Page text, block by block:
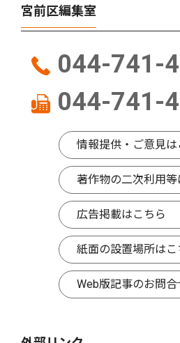
宮前区編集室
044-741-
044-741-
情報提供・ご意見は
著作物の二次利用等
広告掲載はこちら
紙面の設置場所はこ
Web版記事のお問合